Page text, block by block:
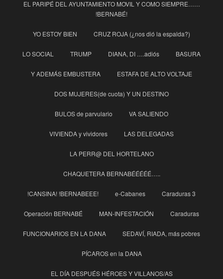
EL PARIPÉ DEL AYUNTAMIENTO MOVIL Y COMO SIEMPRE……
!BERNABÉ!
YO ESTOY BIEN CRUZ ROJA (¿nos dió la espalda?)
LO SOCIAL TRUMP DIANA, DI ….adiós BASURA
Y ADEMÁS EMBUSTERA ESTAFA DE ALTO VOLTAJE
DOS MUJERES(de cuota) Y UN DESTINO
BULOS de parvulario VA SALIENDO
VIVIENDA y vividores LAS DELEGADAS
LA PERR@ DEL HORTELANO
CHAQUETERA BERNABÉÉÉÉÉ…..
!CANSINA! !BERNABEEE! e-Cabanes Caraduras 3
Operación BERNABÉ MAN-INFESTACIÓN Caraduras
FUNCIONARIOS EN LA DANA SEDAVÍ, RIADA, más pobres
PÍCAROS en la DANA
EL DÍA DESPUÉS HÉROES Y VILLANOS/AS